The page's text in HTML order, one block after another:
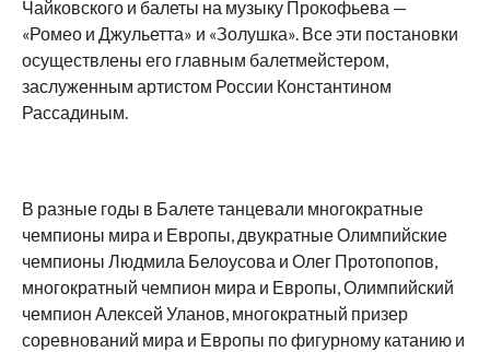
Чайковского и балеты на музыку Прокофьева —
«Ромео и Джульетта» и «Золушка». Все эти постановки
осуществлены его главным балетмейстером,
заслуженным артистом России Константином
Рассадиным.
В разные годы в Балете танцевали многократные
чемпионы мира и Европы, двукратные Олимпийские
чемпионы Людмила Белоусова и Олег Протопопов,
многократный чемпион мира и Европы, Олимпийский
чемпион Алексей Уланов, многократный призер
соревнований мира и Европы по фигурному катанию и